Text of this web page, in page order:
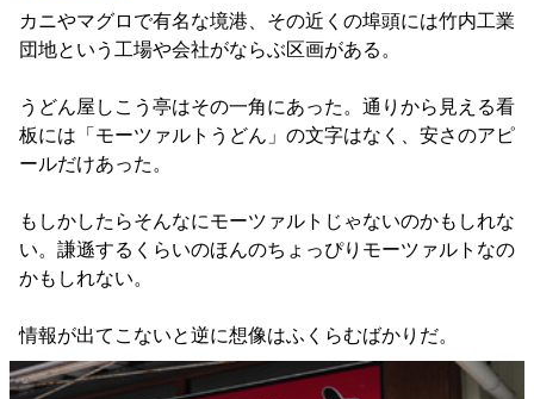
カニやマグロで有名な境港、その近くの埠頭には竹内工業
団地という工場や会社がならぶ区画がある。
うどん屋しこう亭はその一角にあった。通りから見える看
板には「モーツァルトうどん」の文字はなく、安さのアピ
ールだけあった。
もしかしたらそんなにモーツァルトじゃないのかもしれな
い。謙遜するくらいのほんのちょっぴりモーツァルトなの
かもしれない。
情報が出てこないと逆に想像はふくらむばかりだ。